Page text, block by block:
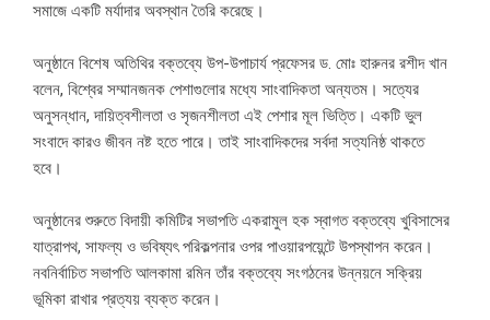
সমাজে একটি মর্যাদার অবস্থান তৈরি করেছে।
অনুষ্ঠানে বিশেষ অতিথির বক্তব্যে উপ-উপাচার্য প্রফেসর ড. মোঃ হারুনর রশীদ খান
বলেন, বিশ্বের সম্মানজনক পেশাগুলোর মধ্যে সাংবাদিকতা অন্যতম। সত্যের
অনুসন্ধান, দায়িত্বশীলতা ও সৃজনশীলতা এই পেশার মূল ভিত্তি। একটি ভুল
সংবাদে কারও জীবন নষ্ট হতে পারে। তাই সাংবাদিকদের সর্বদা সত্যনিষ্ঠ থাকতে
হবে।
অনুষ্ঠানের শুরুতে বিদায়ী কমিটির সভাপতি একরামুল হক স্বাগত বক্তব্যে খুবিসাসের
যাত্রাপথ, সাফল্য ও ভবিষ্যৎ পরিকল্পনার ওপর পাওয়ারপয়েন্টে উপস্থাপন করেন।
নবনির্বাচিত সভাপতি আলকামা রমিন তাঁর বক্তব্যে সংগঠনের উন্নয়নে সক্রিয়
ভূমিকা রাখার প্রত্যয় ব্যক্ত করেন।